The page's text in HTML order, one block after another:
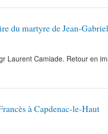
du martyre de Jean-
Laurent Camiade. Retour en
à Capdenac-le-Haut